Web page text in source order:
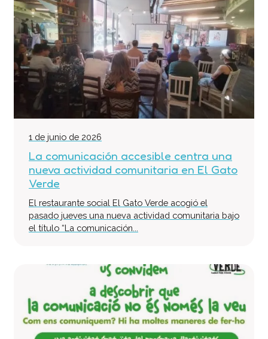
1 de junio de 2026
La comunicación accesible centra una
nueva actividad comunitaria en El Gato
Verde
El restaurante social El Gato Verde acogió el
pasado jueves una nueva actividad comunitaria bajo
el título “La comunicación...